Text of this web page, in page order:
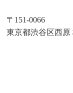
〒151-0066
東京都渋谷区西原